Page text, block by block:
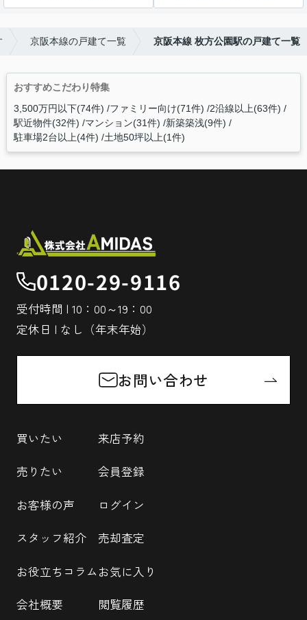
京阪本線の戸建て一覧 京阪本線 枚方公園駅の戸建て一覧
おすすめこだわり特集
3,500万円以下(74件) ファミリー向け(71件) 2沿線以上(63件)
駅近物件(32件) マンション(31件) 新築築浅(9件)
駐車場2台以上(4件) 土地50坪以上(1件)
0120-29-9116
受付時間 | 10：00～19：00
定休日 | なし（年末年始）
お問い合わせ
買いたい
売りたい
お客様の声
スタッフ紹介
お役立ちコラム
会社概要
来店予約
会員登録
ログイン
売却査定
お気に入り
閲覧履歴